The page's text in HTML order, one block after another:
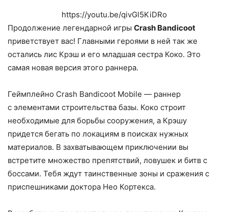
https://youtu.be/qivGl5KiDRo
Продолжение легендарной игры Crash Bandicoot
приветствует вас! Главными героями в ней так же
остались лис Крэш и его младшая сестра Коко. Это
самая новая версия этого раннера.
Геймплейно Crash Bandicoot Mobile — раннер
с элементами строительства базы. Коко строит
необходимые для борьбы сооружения, а Крэшу
придется бегать по локациям в поисках нужных
материалов. В захватывающем приключении вы
встретите множество препятствий, ловушек и битв с
боссами. Тебя ждут таинственные зоны и сражения с
приспешниками доктора Нео Кортекса.